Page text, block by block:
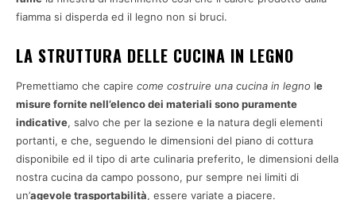
fiamma si disperda ed il legno non si bruci.
LA STRUTTURA DELLE CUCINA IN LEGNO
Premettiamo che capire come costruire una cucina in legno le
misure fornite nell’elenco dei materiali sono puramente
indicative, salvo che per la sezione e la natura degli elementi
portanti, e che, seguendo le dimensioni del piano di cottura
disponibile ed il tipo di arte culinaria preferito, le dimensioni della
nostra cucina da campo possono, pur sempre nei limiti di
un’agevole trasportabilità, essere variate a piacere.